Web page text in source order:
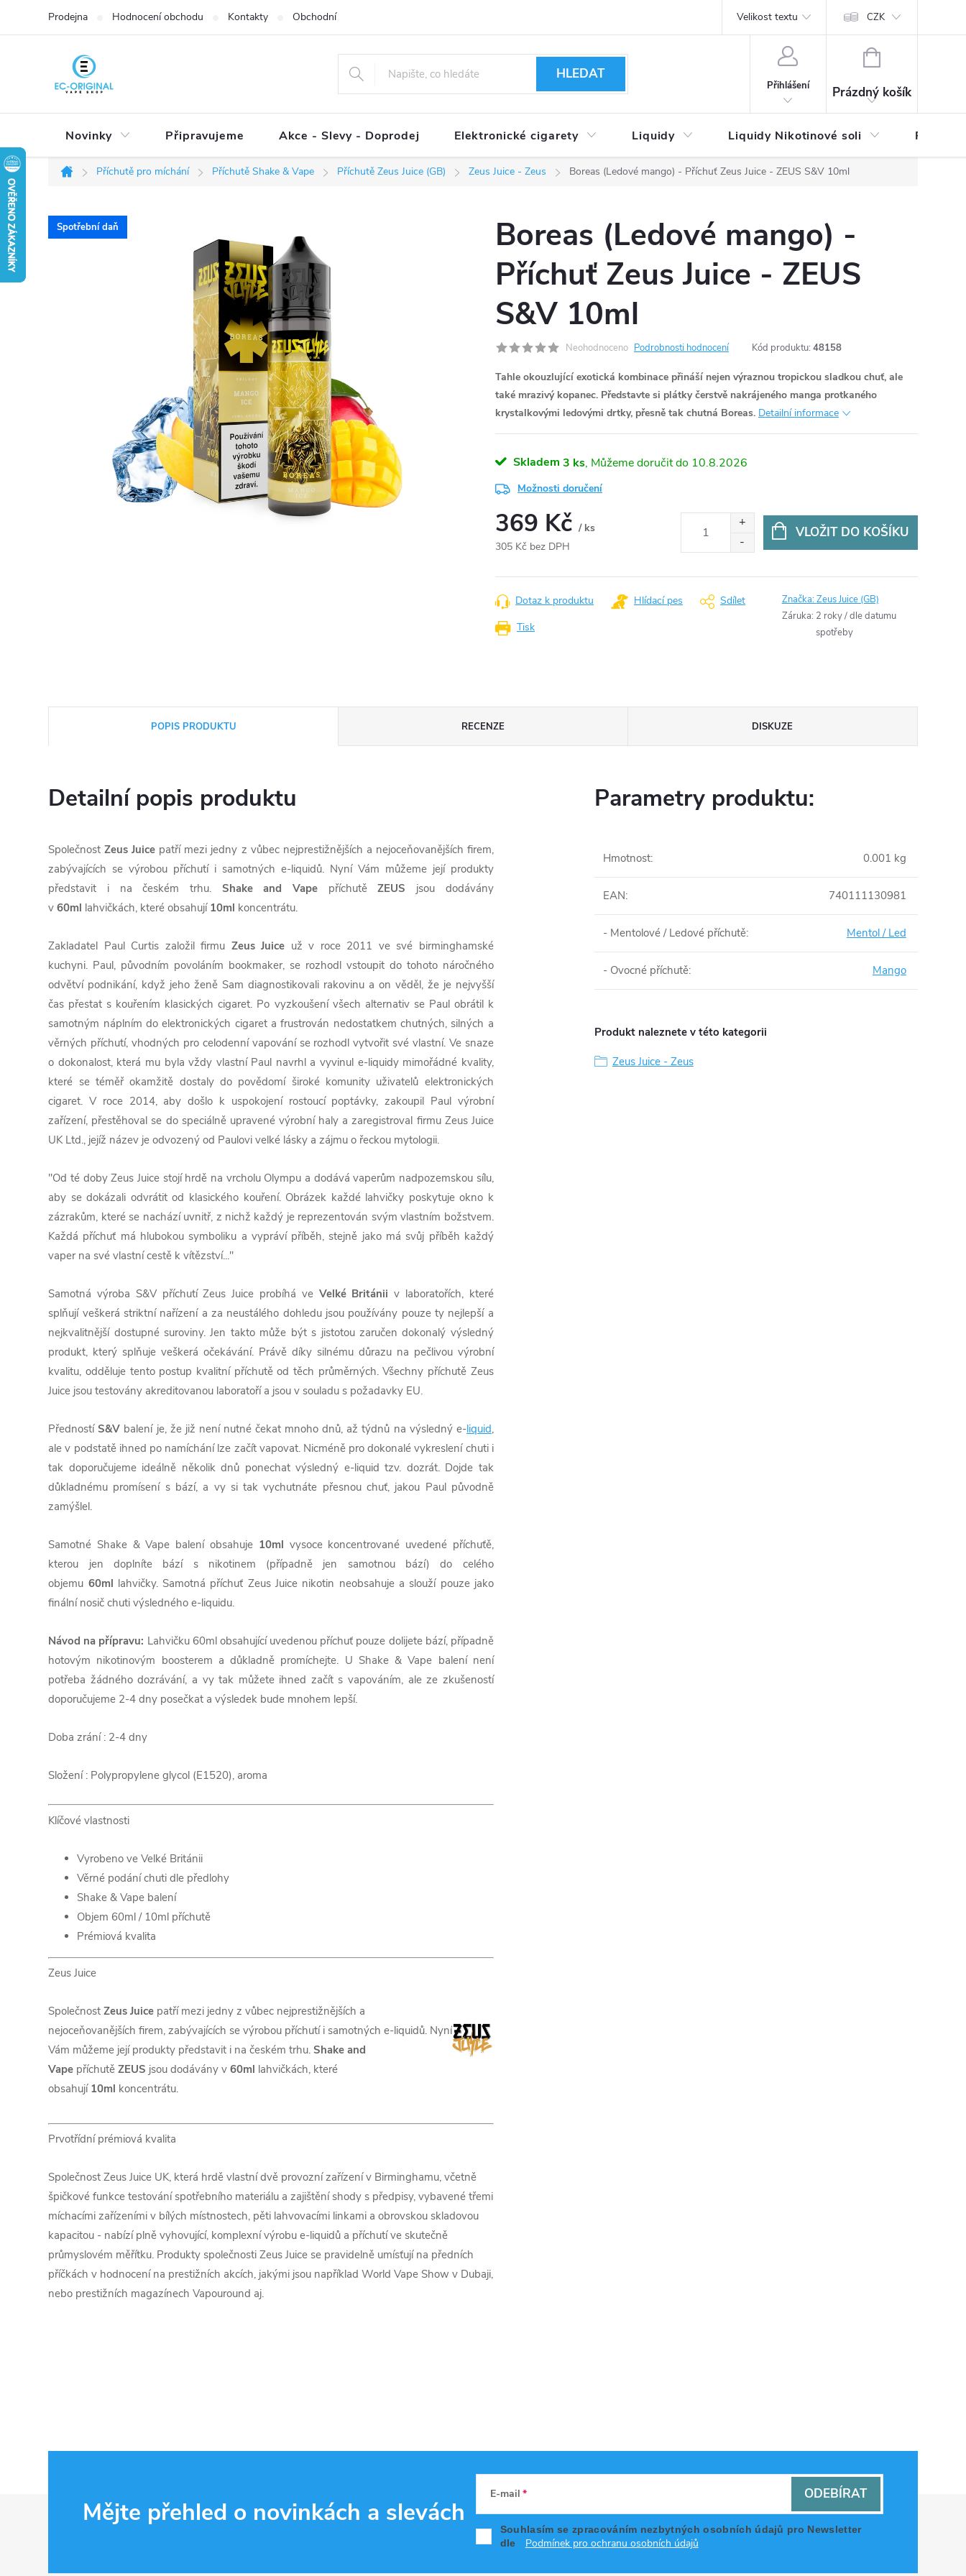
Prodejna Hodnocení obchodu Kontakty Obchodní podmínky Reklamační řád Vrácení zboží a reklamace
Velikost textu CZK
HLEDAT
Přihlášení
NÁKUPNÍ
Prázdný košík
Novinky Připravujeme Akce - Slevy - Doprodej Elektronické cigarety Liquidy Liquidy Nikotinové soli
Domů
Příchutě pro míchání Příchutě Shake & Vape Příchutě Zeus Juice (GB) Zeus Juice - Zeus Boreas (Ledové mango) - Příchuť Zeus Juice - ZEUS S&V 10ml
Spotřební daň
Boreas (Ledové mango) -
Příchuť Zeus Juice - ZEUS
S&V 10ml
Neohodnoceno Podrobnosti hodnocení Kód produktu: 48158
Tahle okouzlující exotická kombinace přináší nejen výraznou tropickou sladkou chuť, ale
také mrazivý kopanec. Představte si plátky čerstvě nakrájeného manga protkaného
krystalkovými ledovými drtky, přesně tak chutná Boreas. Detailní informace
Skladem 3 ks 10.8.2026
Možnosti doručení
369 Kč / ks
305 Kč bez DPH
cena:
VLOŽIT DO KOŠÍKU
Tisk
Dotaz k produktu Hlídací pes Sdílet Značka:Zeus Juice (GB)
Záruka: 2 roky / dle datumu
spotřeby
POPIS PRODUKTU RECENZE DISKUZE
Detailní popis produktu
Společnost Zeus Juice patří mezi jedny z vůbec nejprestižnějších a nejoceňovanějších firem,
zabývajících se výrobou příchutí i samotných e-liquidů. Nyní Vám můžeme její produkty
představit i na českém trhu. Shake and Vape příchutě ZEUS
jsou dodávány
v 60ml lahvičkách, které obsahují 10ml koncentrátu.
Zakladatel Paul Curtis založil firmu Zeus Juice už v roce 2011 ve své birminghamské
kuchyni. Paul, původním povoláním bookmaker, se rozhodl vstoupit do tohoto náročného
odvětví podnikání, když jeho ženě Sam diagnostikovali rakovinu a on věděl, že je nejvyšší
čas přestat s kouřením klasických cigaret. Po vyzkoušení všech alternativ se Paul obrátil k
samotným náplním do elektronických cigaret a frustrován nedostatkem chutných, silných a
věrných příchutí, vhodných pro celodenní vapování se rozhodl vytvořit své vlastní. Ve snaze
o dokonalost, která mu byla vždy vlastní Paul navrhl a vyvinul e-liquidy mimořádné kvality,
které se téměř okamžitě dostaly do povědomí široké komunity uživatelů elektronických
cigaret. V roce 2014, aby došlo k uspokojení rostoucí poptávky, zakoupil Paul výrobní
zařízení, přestěhoval se do speciálně upravené výrobní haly a zaregistroval firmu Zeus Juice
UK Ltd., jejíž název je odvozený od Paulovi velké lásky a zájmu o řeckou mytologii.
"Od té doby Zeus Juice stojí hrdě na vrcholu Olympu a dodává vaperům nadpozemskou sílu,
aby se dokázali odvrátit od klasického kouření. Obrázek každé lahvičky poskytuje okno k
zázrakům, které se nachází uvnitř, z nichž každý je reprezentován svým vlastním božstvem.
Každá příchuť má hlubokou symboliku a vypráví příběh, stejně jako má svůj příběh každý
vaper na své vlastní cestě k vítězství..."
Samotná výroba S&V příchutí Zeus Juice probíhá ve Velké Britániiv laboratořích, které
splňují veškerá striktní nařízení a za neustálého dohledu jsou používány pouze ty nejlepší a
nejkvalitnější dostupné suroviny. Jen takto může být s jistotou zaručen dokonalý výsledný
produkt, který splňuje veškerá očekávání. Právě díky silnému důrazu na pečlivou výrobní
kvalitu, odděluje tento postup kvalitní příchutě od těch průměrných. Všechny příchutě Zeus
Juice jsou testovány akreditovanou laboratoří a jsou v souladu s požadavky EU.
Předností S&V balení je, že již není nutné čekat mnoho dnů, až týdnů na výsledný e-liquid,
ale v podstatě ihned po namíchání lze začít vapovat. Nicméně pro dokonalé vykreslení chuti i
tak doporučujeme ideálně několik dnů ponechat výsledný e-liquid tzv. dozrát. Dojde tak
důkladnému promísení s bází, a vy si tak vychutnáte přesnou chuť, jakou Paul původně
zamýšlel.
Samotné Shake & Vape balení obsahuje 10ml vysoce koncentrované uvedené příchuťě,
kterou jen doplníte bází s nikotinem (případně jen samotnou bází) do celého
objemu 60ml lahvičky. Samotná příchuť Zeus Juice nikotin neobsahuje a slouží pouze jako
finální nosič chuti výsledného e-liquidu.
Návod na přípravu: Lahvičku 60ml obsahující uvedenou příchuť pouze dolijete bází, případně
hotovým nikotinovým boosterem a důkladně promíchejte. U Shake & Vape balení není
potřeba žádného dozrávání, a vy tak můžete ihned začít s vapováním, ale ze zkušeností
doporučujeme 2-4 dny posečkat a výsledek bude mnohem lepší.
Doba zrání : 2-4 dny
Složení : Polypropylene glycol (E1520), aroma
Klíčové vlastnosti
Vyrobeno ve Velké Británii
Věrné podání chuti dle předlohy
Shake & Vape balení
Objem 60ml / 10ml příchutě
Prémiová kvalita
Zeus Juice
Společnost Zeus Juice patří mezi jedny z vůbec nejprestižnějších a
nejoceňovanějších firem, zabývajících se výrobou příchutí i samotných e-liquidů. Nyní
Vám můžeme její produkty představit i na českém trhu.Shake and
Vape příchutě ZEUS jsou dodávány v 60ml lahvičkách, které
obsahují 10ml koncentrátu.
Prvotřídní prémiová kvalita
Společnost Zeus Juice UK, která hrdě vlastní dvě provozní zařízení v Birminghamu, včetně
špičkové funkce testování spotřebního materiálu a zajištění shody s předpisy, vybavené třemi
míchacími zařízeními v bílých místnostech, pěti lahvovacími linkami a obrovskou skladovou
kapacitou - nabízí plně vyhovující, komplexní výrobu e-liquidů a příchutí ve skutečně
průmyslovém měřítku. Produkty společnosti Zeus Juice se pravidelně umísťují na předních
příčkách v hodnocení na prestižních akcích, jakými jsou například World Vape Show v Dubaji,
nebo prestižních magazínech Vapouround aj.
Parametry produktu:
Hmotnost: 0.001 kg
EAN: 740111130981
- Mentolové / Ledové příchutě: Mentol / Led
- Ovocné příchutě: Mango
Produkt naleznete v této kategorii
Zeus Juice - Zeus
Mějte přehled o novinkách a slevách
E-mail
Souhlasím se zpracováním nezbytných osobních údajů pro Newsletter
dle
Podmínek pro ochranu osobních údajů
ODEBÍRAT